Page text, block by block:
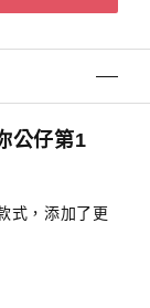
公仔第1
式，添加了更